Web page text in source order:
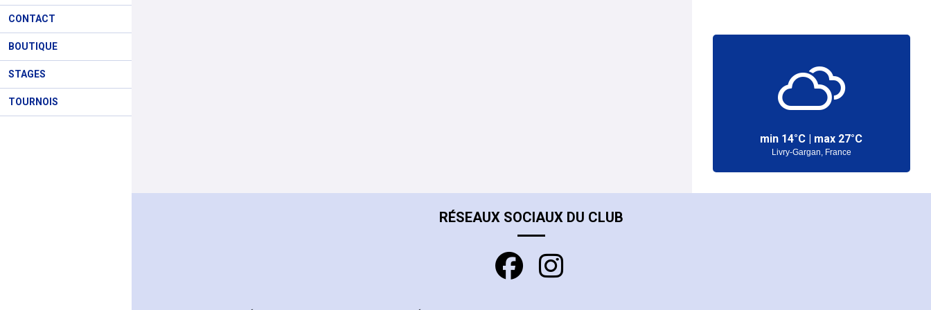
CONTACT
BOUTIQUE
STAGES
TOURNOIS
min 14°C | max 27°C
Livry-Gargan, France
RÉSEAUX SOCIAUX DU CLUB